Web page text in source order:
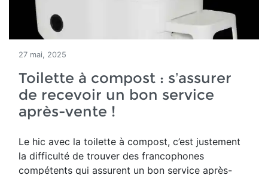
27 mai, 2025
Toilette à compost : s’assurer
de recevoir un bon service
après-vente !
Le hic avec la toilette à compost, c’est justement
la difficulté de trouver des francophones
compétents qui assurent un bon service après-